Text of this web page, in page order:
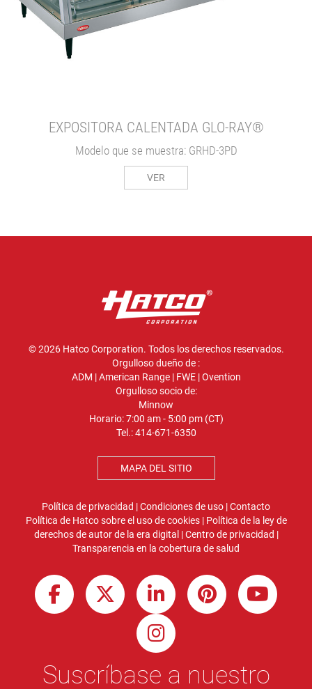
EXPOSITORA CALENTADA GLO-RAY®
Modelo que se muestra: GRHD-3PD
VER
© 2026 Hatco Corporation. Todos los derechos reservados.
Orgulloso dueño de :
ADM |American Range| FWE|Ovention
Orgulloso socio de:
Minnow
Horario: 7:00 am - 5:00 pm (CT)
Tel.:414-671-6350
MAPA DEL SITIO
Política de privacidad |Condiciones de uso |Contacto
Política de Hatco sobre el uso de cookies| Política de la ley de
derechos de autor de la era digital |Centro de privacidad |
Transparencia en la cobertura de salud
Suscríbase a nuestro